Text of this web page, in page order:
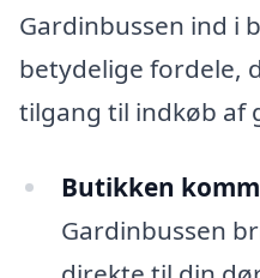
Gardinbussen ind i
betydelige fordele,
tilgang til indkøb af
Butikken
Gardinbussen